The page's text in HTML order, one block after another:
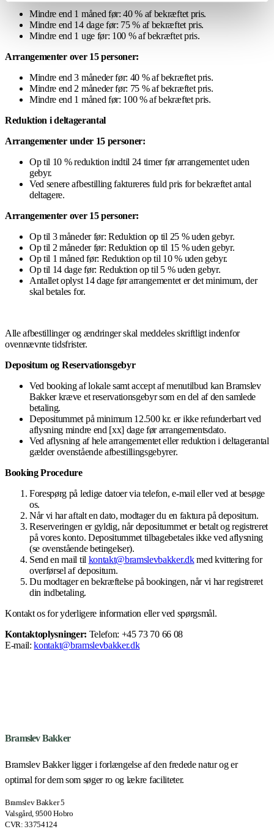
Mindre end 1 måned før: 40 % af bekræftet pris.
Mindre end 14 dage før: 75 % af bekræftet pris.
Mindre end 1 uge før: 100 % af bekræftet pris.
Arrangementer over 15 personer:
Mindre end 3 måneder før: 40 % af bekræftet pris.
Mindre end 2 måneder før: 75 % af bekræftet pris.
Mindre end 1 måned før: 100 % af bekræftet pris.
Reduktion i deltagerantal
Arrangementer under 15 personer:
Op til 10 % reduktion indtil 24 timer før arrangementet uden
gebyr.
Ved senere afbestilling faktureres fuld pris for bekræftet antal
deltagere.
Arrangementer over 15 personer:
Op til 3 måneder før: Reduktion op til 25 % uden gebyr.
Op til 2 måneder før: Reduktion op til 15 % uden gebyr.
Op til 1 måned før: Reduktion op til 10 % uden gebyr.
Op til 14 dage før: Reduktion op til 5 % uden gebyr.
Antallet oplyst 14 dage før arrangementet er det minimum, der
skal betales for.
Alle afbestillinger og ændringer skal meddeles skriftligt indenfor
ovennævnte tidsfrister.
Depositum og Reservationsgebyr
Ved booking af lokale samt accept af menutilbud kan Bramslev
Bakker kræve et reservationsgebyr som en del af den samlede
betaling.
Depositummet på minimum 12.500 kr. er ikke refunderbart ved
aflysning mindre end [xx] dage før arrangementsdato.
Ved aflysning af hele arrangementet eller reduktion i deltagerantal
gælder ovenstående afbestillingsgebyrer.
Booking Procedure
Forespørg på ledige datoer via telefon, e-mail eller ved at besøge
os.
Når vi har aftalt en dato, modtager du en faktura på depositum.
Reserveringen er gyldig, når depositummet er betalt og registreret
på vores konto. Depositummet tilbagebetales ikke ved aflysning
(se ovenstående betingelser).
Send en mail til kontakt@bramslevbakker.dkmed kvittering for
overførsel af depositum.
Du modtager en bekræftelse på bookingen, når vi har registreret
din indbetaling.
Kontakt os for yderligere information eller ved spørgsmål.
Kontaktoplysninger: Telefon: +45 73 70 66 08
E-mail:kontakt@bramslevbakker.dk
Bramslev Bakker
Bramslev Bakker ligger i forlængelse af den fredede natur og er
optimal for dem som søger ro og lækre faciliteter.
Bramslev Bakker 5
Valsgård, 9500 Hobro
CVR: 33754124